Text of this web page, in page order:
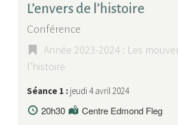
L’envers de l’histoire
Conférence
Année 2023-2024 : Les
l’histoire
Séance 1 : jeudi 4 avril 2024
20h30 Centre Edmond Fleg